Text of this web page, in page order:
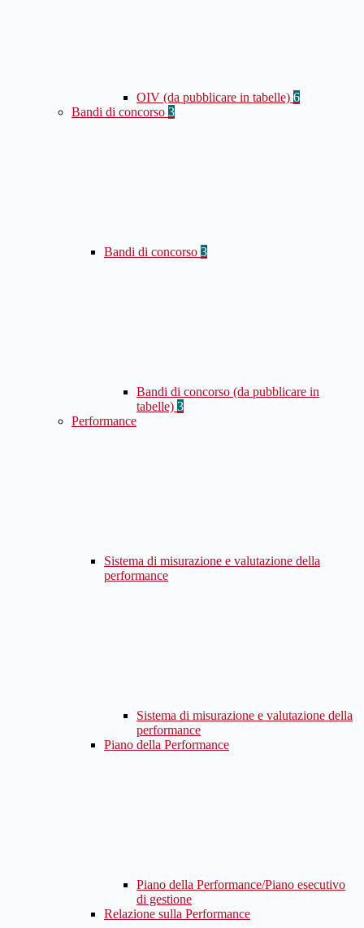
OIV (da pubblicare in tabelle) 6
Bandi di concorso 3
Bandi di concorso 3
Bandi di concorso (da pubblicare in
tabelle) 3
Performance
Sistema di misurazione e valutazione della
performance
Sistema di misurazione e valutazione della
performance
Piano della Performance
Piano della Performance/Piano esecutivo
di gestione
Relazione sulla Performance